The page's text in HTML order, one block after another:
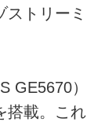
トリーミ
GE5670）
搭載。これ